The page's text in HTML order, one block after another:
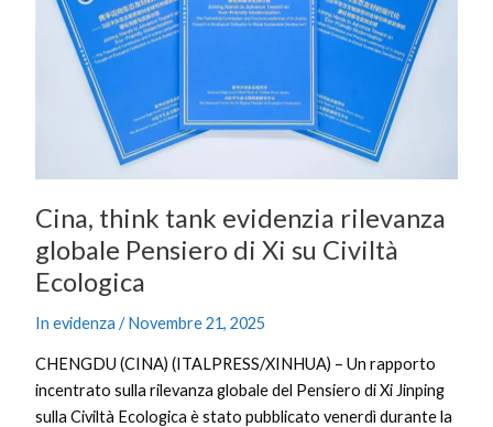
Cina, think tank evidenzia rilevanza
globale Pensiero di Xi su Civiltà
Ecologica
In evidenza /Novembre 21, 2025
CHENGDU (CINA) (ITALPRESS/XINHUA) – Un rapporto
incentrato sulla rilevanza globale del Pensiero di Xi Jinping
sulla Civiltà Ecologica è stato pubblicato venerdì durante la
rilevanza
globale
Pensiero
Civiltà